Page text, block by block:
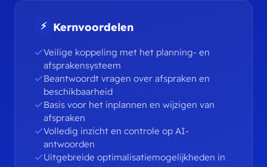
⚡ Kernvoordelen
Veilige koppeling met het planning- en
afsprakensysteem
Beantwoordt vragen over afspraken en
beschikbaarheid
Basis voor het inplannen en wijzigen van
afspraken
Volledig inzicht en controle op AI-
antwoorden
Uitgebreide optimalisatiemogelijkheden in